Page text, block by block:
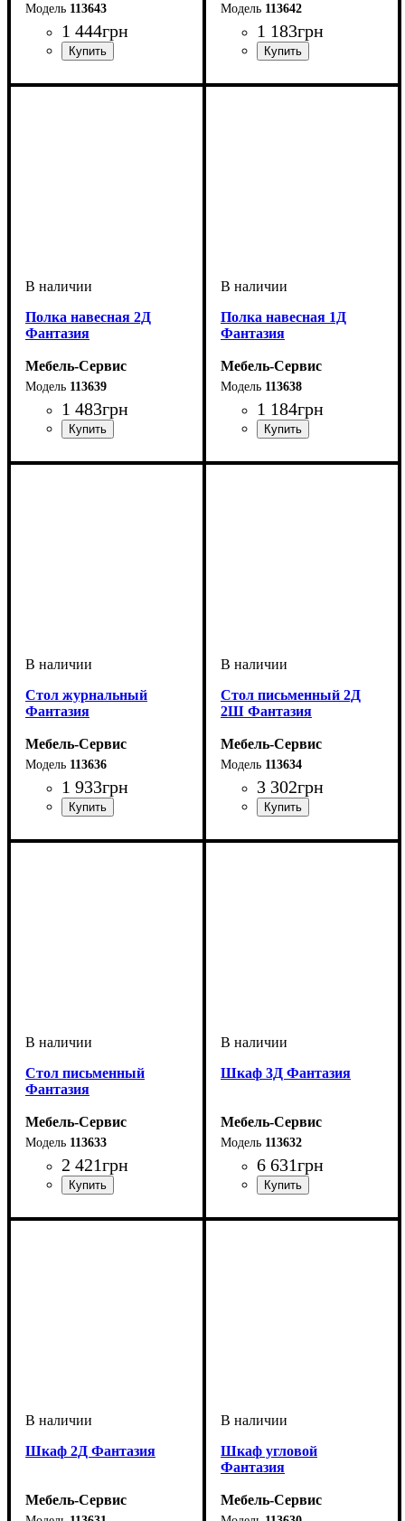
113643
1 444грн
113642
1 183грн
Полка навесная 2Д
Фантазия
Мебель-Сервис
113639
1 483грн
Полка навесная 1Д
Фантазия
Мебель-Сервис
113638
1 184грн
Cтол журнальный
Фантазия
Мебель-Сервис
113636
1 933грн
Стол письменный 2Д
2Ш Фантазия
Мебель-Сервис
113634
3 302грн
Стол письменный
Фантазия
Мебель-Сервис
113633
2 421грн
Шкаф 3Д Фантазия
Мебель-Сервис
113632
6 631грн
Шкаф 2Д Фантазия
Мебель-Сервис
Шкаф угловой
Фантазия
Мебель-Сервис